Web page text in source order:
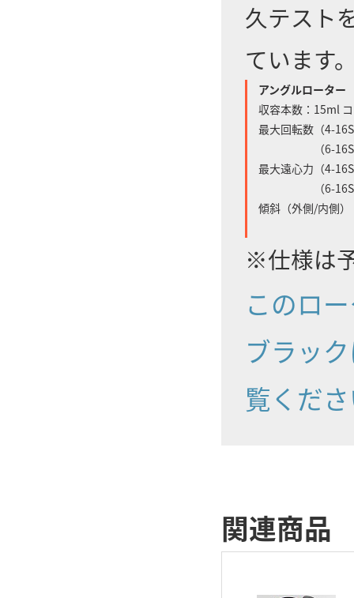
久テスト
ています
アングルローター
収容本数：15ml
最大回転数（4-
（6-16S/6-
最大遠心力（4-
（6-16S/6-
傾斜（外側/内側）
※仕様は
このロ
ブラッ
覧くだ
関連商品